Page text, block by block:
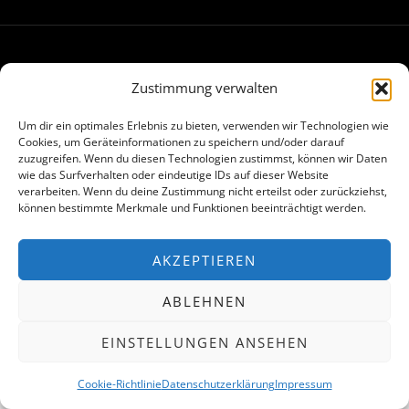
Zustimmung verwalten
Um dir ein optimales Erlebnis zu bieten, verwenden wir Technologien wie
Cookies, um Geräteinformationen zu speichern und/oder darauf
zuzugreifen. Wenn du diesen Technologien zustimmst, können wir Daten
wie das Surfverhalten oder eindeutige IDs auf dieser Website
verarbeiten. Wenn du deine Zustimmung nicht erteilst oder zurückziehst,
können bestimmte Merkmale und Funktionen beeinträchtigt werden.
AKZEPTIEREN
ABLEHNEN
EINSTELLUNGEN ANSEHEN
Cookie-RichtlinieDatenschutzerklärungImpressum